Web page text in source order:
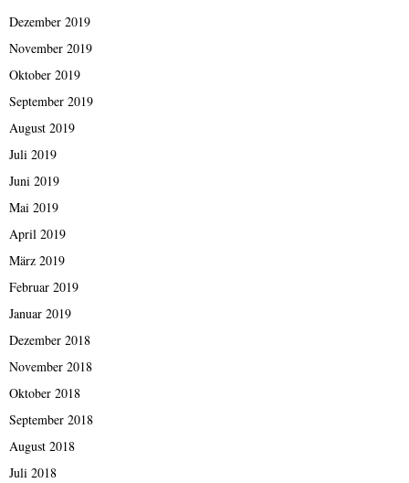
Dezember 2019
November 2019
Oktober 2019
September 2019
August 2019
Juli 2019
Juni 2019
Mai 2019
April 2019
März 2019
Februar 2019
Januar 2019
Dezember 2018
November 2018
Oktober 2018
September 2018
August 2018
Juli 2018